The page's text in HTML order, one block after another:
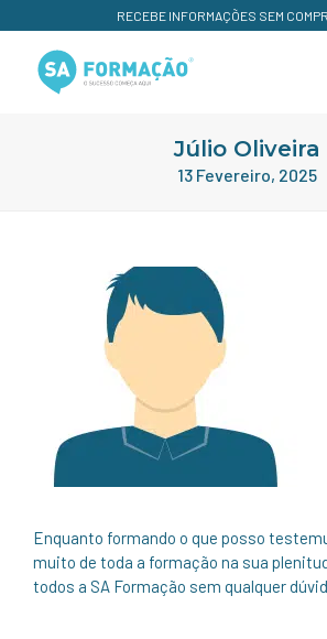
RECEBE INFORMAÇÕES SEM
Júlio Oliveira
13 Fevereiro, 2025
Enquanto formando o que posso
muito de toda a formação na sua
todos a SA Formação sem qualquer